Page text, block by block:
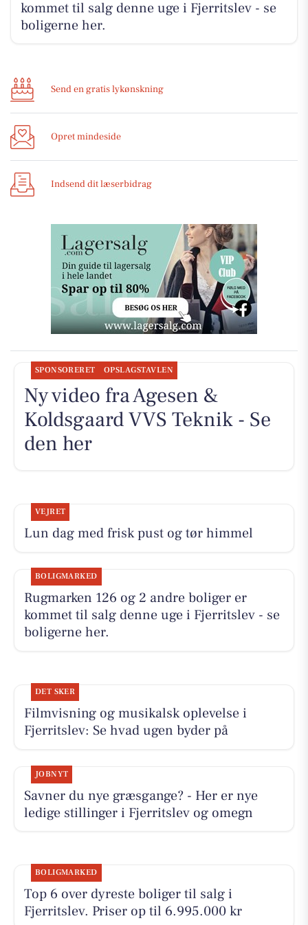
kommet til salg denne uge i Fjerritslev - se
boligerne her.
Send en gratis lykønskning
Opret mindeside
Indsend dit læserbidrag
SPONSORERET OPSLAGSTAVLEN
Ny video fra Agesen &
Koldsgaard VVS Teknik - Se
den her
VEJRET
Lun dag med frisk pust og tør himmel
BOLIGMARKED
Rugmarken 126 og 2 andre boliger er
kommet til salg denne uge i Fjerritslev - se
boligerne her.
DET SKER
Filmvisning og musikalsk oplevelse i
Fjerritslev: Se hvad ugen byder på
JOBNYT
Savner du nye græsgange? - Her er nye
ledige stillinger i Fjerritslev og omegn
BOLIGMARKED
Top 6 over dyreste boliger til salg i
Fjerritslev. Priser op til 6.995.000 kr